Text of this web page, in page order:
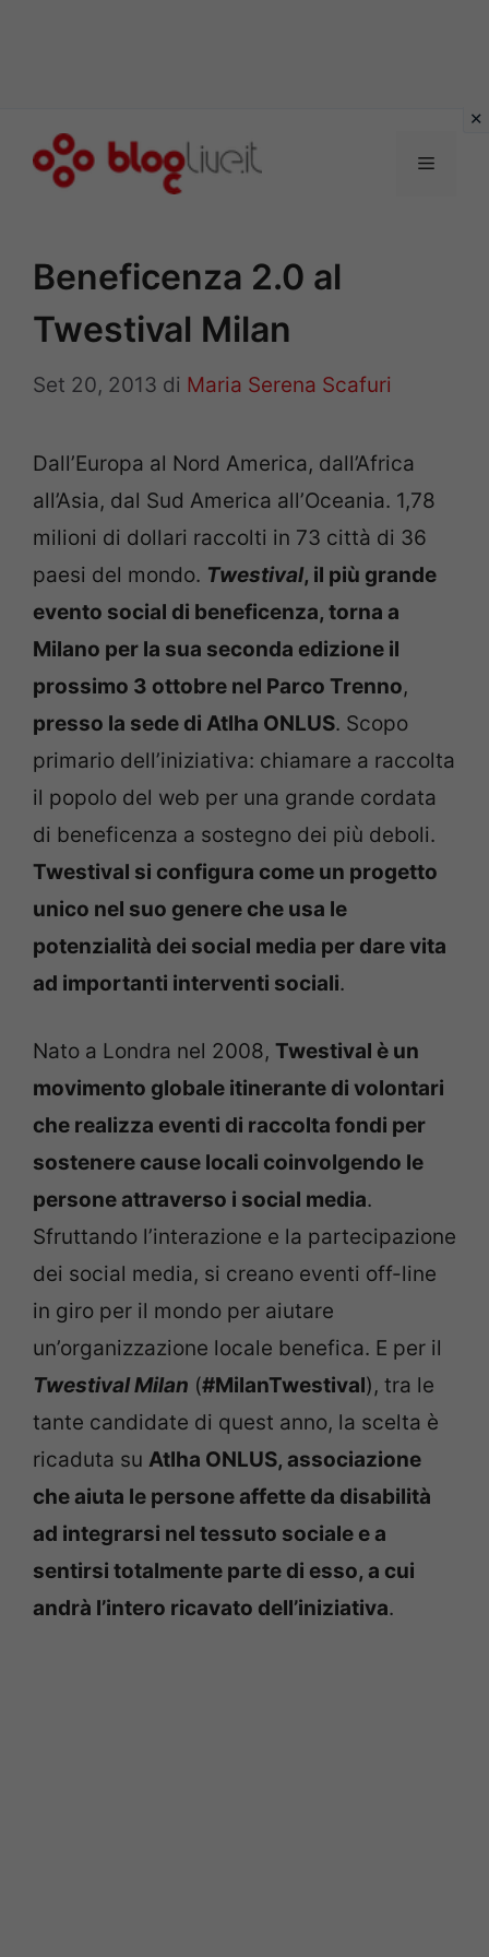
Menu
Beneficenza 2.0 al
Twestival Milan
Set 20, 2013 di Maria Serena Scafuri
Dall’Europa al Nord America, dall’Africa
all’Asia, dal Sud America all’Oceania. 1,78
milioni di dollari raccolti in 73 città di 36
paesi del mondo. Twestival, il più grande
evento social di beneficenza, torna a
Milano per la sua seconda edizione il
prossimo 3 ottobre nel Parco Trenno,
presso la sede di Atlha ONLUS. Scopo
primario dell’iniziativa: chiamare a raccolta
il popolo del web per una grande cordata
di beneficenza a sostegno dei più deboli.
Twestival si configura come un progetto
unico nel suo genere che usa le
potenzialità dei social media per dare vita
ad importanti interventi sociali.
Nato a Londra nel 2008, Twestival è un
movimento globale itinerante di volontari
che realizza eventi di raccolta fondi per
sostenere cause locali coinvolgendo le
persone attraverso i social media.
Sfruttando l’interazione e la partecipazione
dei social media, si creano eventi off-line
in giro per il mondo per aiutare
un’organizzazione locale benefica. E per il
Twestival Milan (#MilanTwestival), tra le
tante candidate di quest anno, la scelta è
ricaduta su Atlha ONLUS, associazione
che aiuta le persone affette da disabilità
ad integrarsi nel tessuto sociale e a
sentirsi totalmente parte di esso, a cui
andrà l’intero ricavato dell’iniziativa.